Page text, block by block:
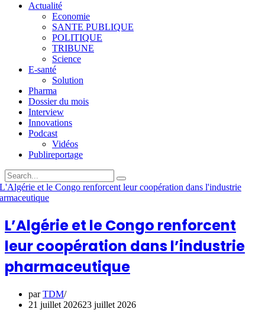
Actualité
Economie
SANTE PUBLIQUE
POLITIQUE
TRIBUNE
Science
E-santé
Solution
Pharma
Dossier du mois
Interview
Innovations
Podcast
Vidéos
Publireportage
L’Algérie et le Congo renforcent
leur coopération dans l’industrie
pharmaceutique
parTDM
21 juillet 202623 juillet 2026